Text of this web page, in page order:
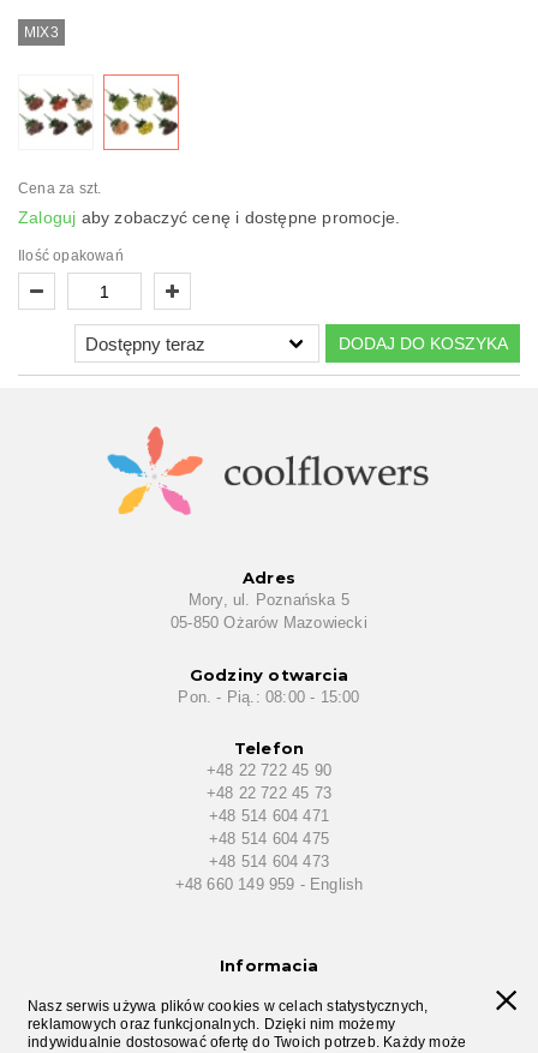
MIX3
Cena za szt.
Zaloguj aby zobaczyć cenę i dostępne promocje.
Ilość opakowań
DODAJ DO KOSZYKA
Adres
Mory, ul. Poznańska 5
05-850 Ożarów Mazowiecki
Godziny otwarcia
Pon. - Pią.: 08:00 - 15:00
Telefon
+48 22 722 45 90
+48 22 722 45 73
+48 514 604 471
+48 514 604 475
+48 514 604 473
+48 660 149 959 - English
Informacja
Polityka prywatności
Kontakt z nami
Nasz serwis używa plików cookies w celach statystycznych,
reklamowych oraz funkcjonalnych. Dzięki nim możemy
indywidualnie dostosować ofertę do Twoich potrzeb. Każdy może